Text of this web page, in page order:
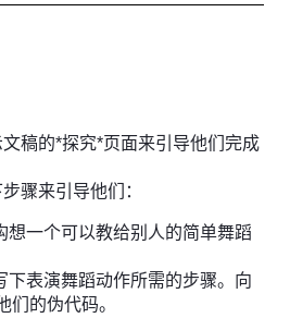
稿的*探究*页面来引导他们完成
骤来引导他们：
想一个可以教给别人的简单舞蹈
下表演舞蹈动作所需的步骤。向
们的伪代码。